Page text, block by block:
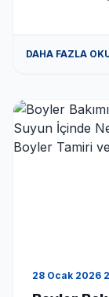
DAHA FAZLA
28 Ocak 2026